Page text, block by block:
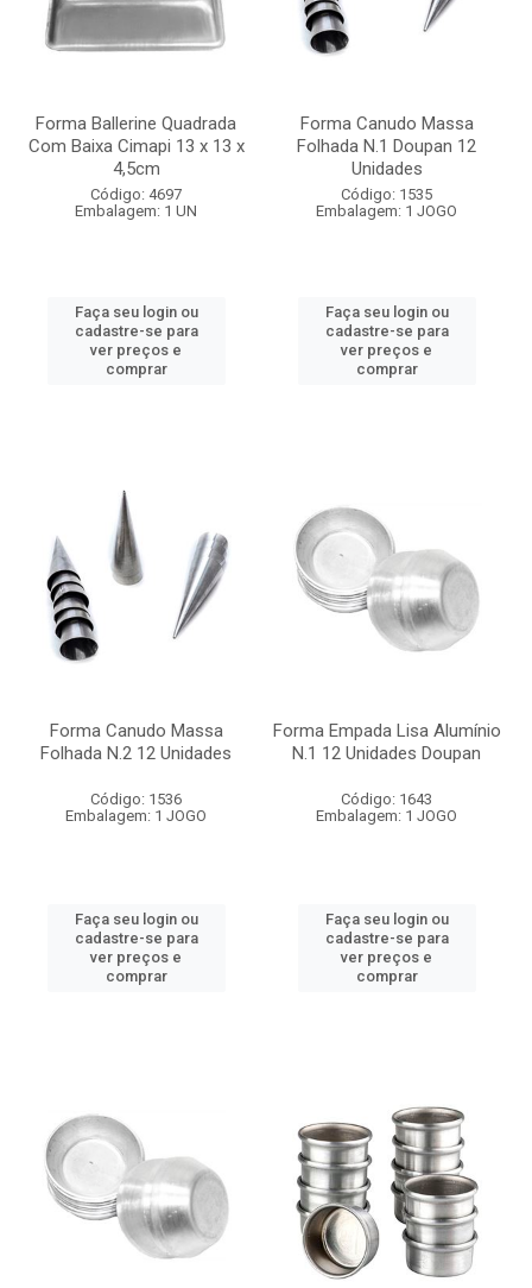
Forma Ballerine Quadrada
Com Baixa Cimapi 13 x 13 x
4,5cm
Código: 4697
Embalagem: 1 UN
Faça seu login ou
cadastre-se para
ver preços e
comprar
Forma Canudo Massa
Folhada N.1 Doupan 12
Unidades
Código: 1535
Embalagem: 1 JOGO
Faça seu login ou
cadastre-se para
ver preços e
comprar
Forma Canudo Massa
Folhada N.2 12 Unidades
Código: 1536
Embalagem: 1 JOGO
Faça seu login ou
cadastre-se para
ver preços e
comprar
Forma Empada Lisa Alumínio
N.1 12 Unidades Doupan
Código: 1643
Embalagem: 1 JOGO
Faça seu login ou
cadastre-se para
ver preços e
comprar